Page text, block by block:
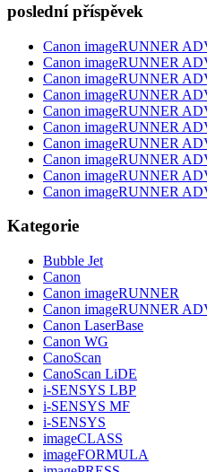
poslední příspěvek
Canon imageRUNNER
Canon imageRUNNER
Canon imageRUNNER
Canon imageRUNNER
Canon imageRUNNER
Canon imageRUNNER
Canon imageRUNNER
Canon imageRUNNER
Canon imageRUNNER
Canon imageRUNNER
Kategorie
Bubble Jet
Canon
Canon imageRUNNER
Canon imageRUNNER
Canon LaserBase
Canon WG
CanoScan
CanoScan LiDE
i-SENSYS LBP
i-SENSYS MF
i‑SENSYS
imageCLASS
imageFORMULA